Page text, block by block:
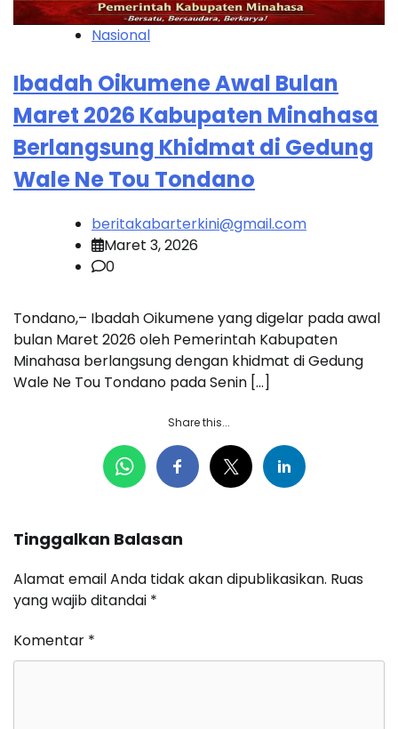
Nasional
Ibadah Oikumene Awal Bulan
Maret 2026 Kabupaten Minahasa
Berlangsung Khidmat di Gedung
Wale Ne Tou Tondano
beritakabarterkini@gmail.com
Maret 3, 2026
0
Tondano,– Ibadah Oikumene yang digelar pada awal
bulan Maret 2026 oleh Pemerintah Kabupaten
Minahasa berlangsung dengan khidmat di Gedung
Wale Ne Tou Tondano pada Senin […]
Share this...
Tinggalkan Balasan
Alamat email Anda tidak akan dipublikasikan. Ruas
yang wajib ditandai *
Komentar *